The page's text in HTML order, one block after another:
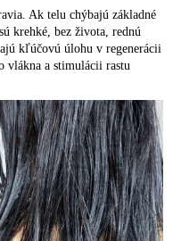
Ak telu chýbajú základné
krehké, bez života, rednú
kľúčovú úlohu v regenerácii
vlákna a stimulácii rastu